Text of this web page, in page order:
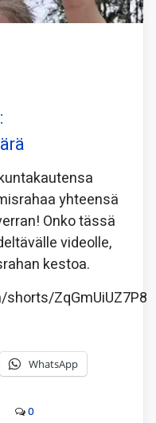
yhteensä
Onko tässä
videolle,
kestoa.
ZqGmUiUZ7P8
WhatsApp
0